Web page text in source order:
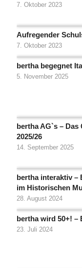
7. Oktober 2023
Aufregender
7. Oktober 2023
bertha begegnet
5. November 2025
bertha AG`s –
2025/26
14. September 2025
bertha interaktiv –
im Historischen
28. August 2024
bertha wird 50+! –
23. Juli 2024